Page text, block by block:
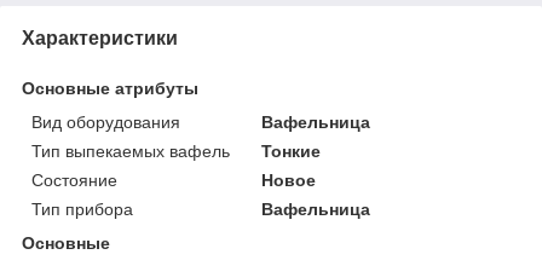
Характеристики
Основные атрибуты
Вид оборудования
Вафельница
Тип выпекаемых вафель
Тонкие
Состояние
Новое
Тип прибора
Вафельница
Основные